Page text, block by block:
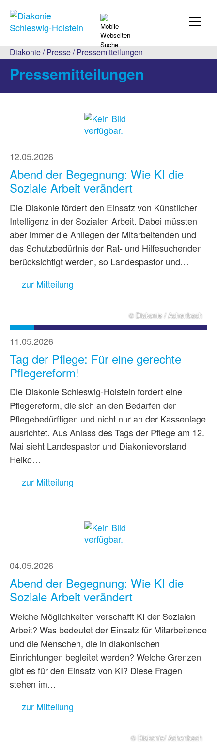
Diakonie/Presse/Pressemitteilungen
Pressemitteilungen
12.05.2026
Abend der Begegnung: Wie KI die
Soziale Arbeit verändert
Die Diakonie fördert den Einsatz von Künstlicher
Intelligenz in der Sozialen Arbeit. Dabei müssten
aber immer die Anliegen der Mitarbeitenden und
das Schutzbedürfnis der Rat- und Hilfesuchenden
berücksichtigt werden, so Landespastor und…
zur Mitteilung
© Diakonie / Achenbach
11.05.2026
Tag der Pflege: Für eine gerechte
Pflegereform!
Die Diakonie Schleswig-Holstein fordert eine
Pflegereform, die sich an den Bedarfen der
Pflegebedürftigen und nicht nur an der Kassenlage
ausrichtet. Aus Anlass des Tags der Pflege am 12.
Mai sieht Landespastor und Diakonievorstand
Heiko…
zur Mitteilung
04.05.2026
Abend der Begegnung: Wie KI die
Soziale Arbeit verändert
Welche Möglichkeiten verschafft KI der Sozialen
Arbeit? Was bedeutet der Einsatz für Mitarbeitende
und die Menschen, die in diakonischen
Einrichtungen begleitet werden? Welche Grenzen
gibt es für den Einsatz von KI? Diese Fragen
stehen im…
zur Mitteilung
© Diakonie/ Achenbach